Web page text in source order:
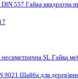
DIN 557 Гайка квадратна
несиметрична SL Гайка
9021 Шайба для